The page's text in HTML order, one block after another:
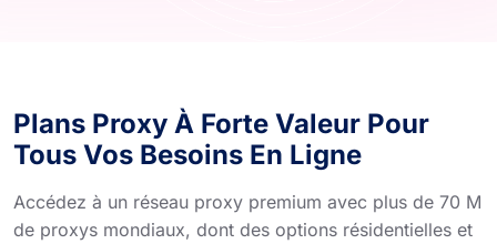
Plans Proxy À Forte Valeur Pour
Tous Vos Besoins En Ligne
Accédez à un réseau proxy premium avec plus de 70 M
de proxys mondiaux, dont des options résidentielles et